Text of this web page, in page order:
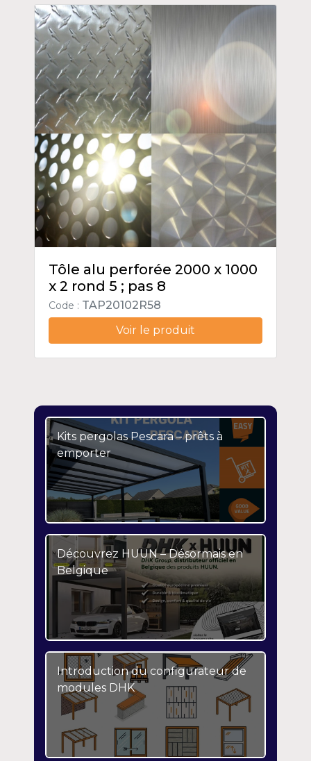
Tôle alu perforée 2000 x 1000
x 2 rond 5 ; pas 8
Code : TAP20102R58
Voir le produit
Kits pergolas Pescara – prêts à
emporter
Découvrez HUUN – Désormais en
Belgique
Introduction du configurateur de
modules DHK